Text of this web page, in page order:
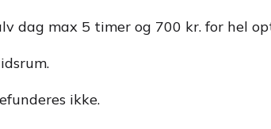
dag max 5 timer og 700 kr. for hel
ikke.